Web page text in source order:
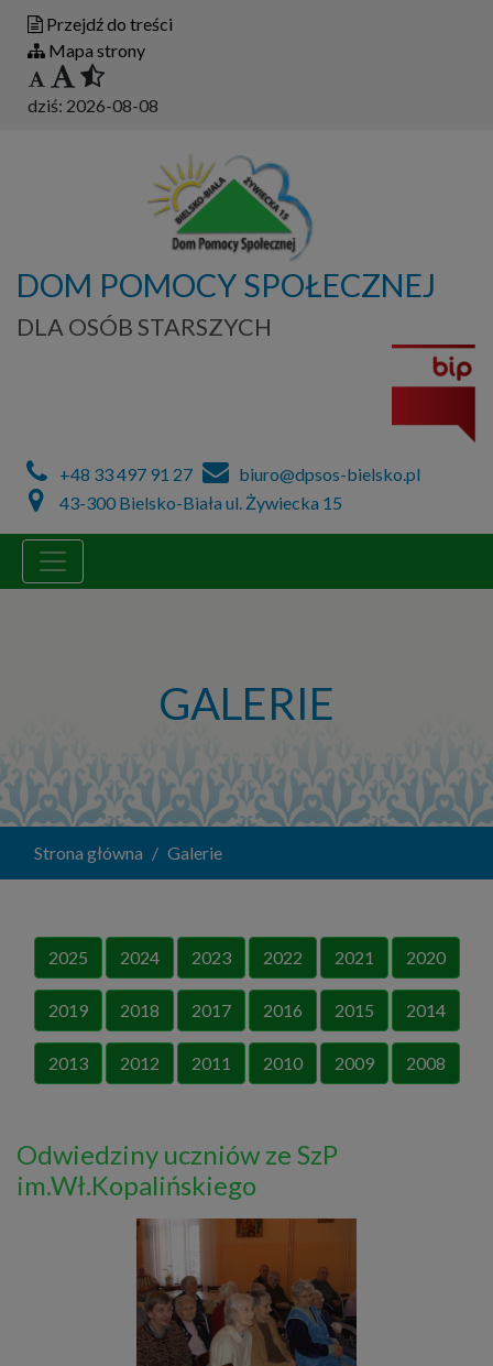
Przejdź do treści
Mapa strony
dziś: 2026-08-08
DOM POMOCY SPOŁECZNEJ
DLA OSÓB STARSZYCH
+48 33 497 91 27
biuro@dpsos-bielsko.pl
43-300 Bielsko-Biała ul. Żywiecka 15
GALERIE
Strona główna Galerie
2025 2024 2023 2022 2021 2020
2019 2018 2017 2016 2015 2014
2013 2012 2011 2010 2009 2008
Odwiedziny uczniów ze SzP
im.Wł.Kopalińskiego